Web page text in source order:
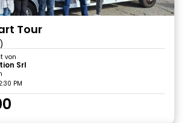
Tour
von
Srl
PM